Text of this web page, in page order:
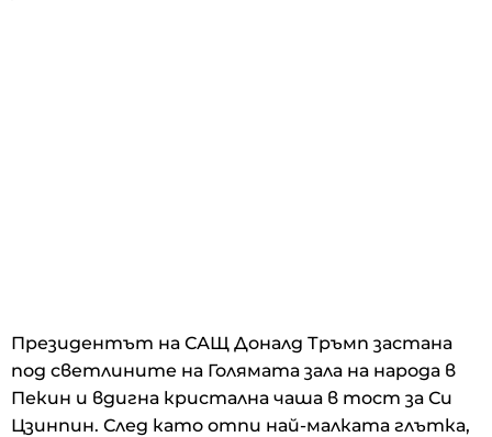
Президентът на САЩ Доналд Тръмп застана
под светлините на Голямата зала на народа в
Пекин и вдигна кристална чаша в тост за Си
Цзинпин. След като отпи най-малката глътка,